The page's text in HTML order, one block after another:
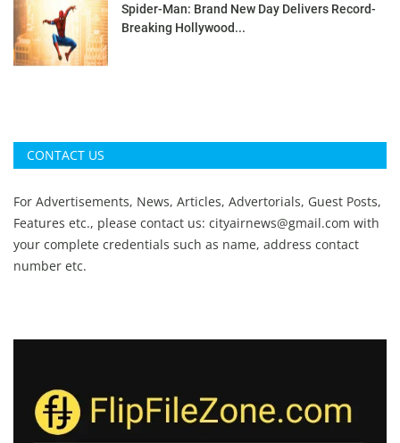
Spider-Man: Brand New Day Delivers Record-
Breaking Hollywood...
CONTACT US
For Advertisements, News, Articles, Advertorials, Guest Posts,
Features etc., please contact us: cityairnews@gmail.com with
your complete credentials such as name, address contact
number etc.